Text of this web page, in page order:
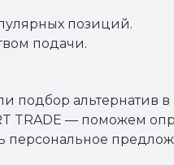
позиций.
подачи.
подбор альтернатив в
TRADE — поможем
персональное